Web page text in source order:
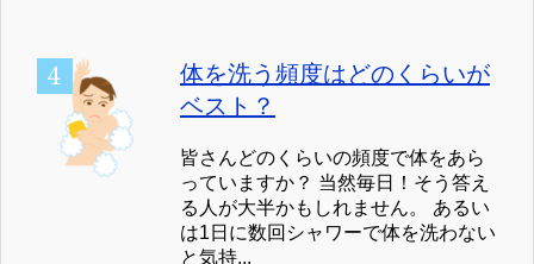
体を洗う頻度はどのくらいが
ベスト？
皆さんどのくらいの頻度で体をあら
っていますか？ 当然毎日！そう答え
る人が大半かもしれません。 あるい
は1日に数回シャワーで体を洗わない
と気持...